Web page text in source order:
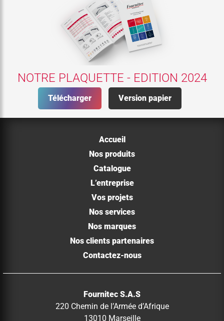
NOTRE PLAQUETTE - EDITION 2024
Télécharger Version papier
Accueil
Nos produits
Catalogue
L’entreprise
Vos projets
Nos services
Nos marques
Nos clients partenaires
Contactez-nous
Fournitec S.A.S
220 Chemin de l’Armée d’Afrique
13010 Marseille